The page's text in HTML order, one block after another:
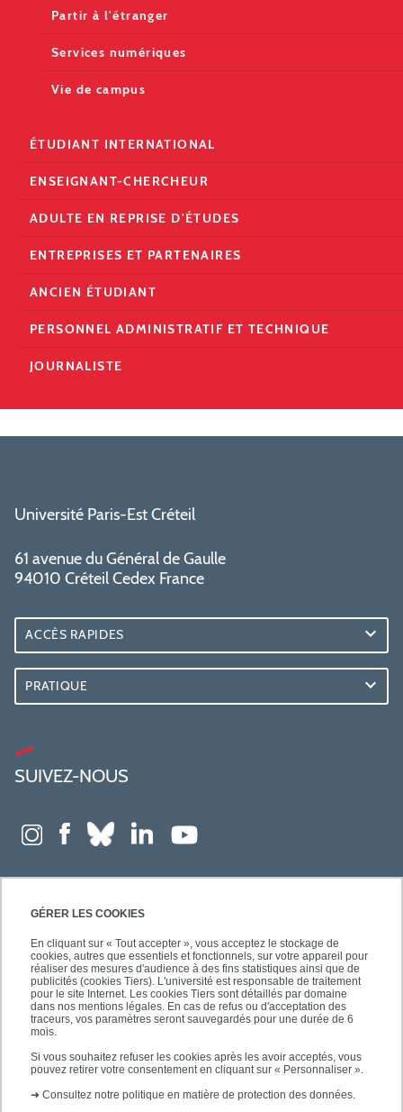
GÉRER LES COOKIES
En cliquant sur « Tout accepter », vous acceptez le stockage de
cookies, autres que essentiels et fonctionnels, sur votre appareil pour
réaliser des mesures d'audience à des fins statistiques ainsi que de
publicités (cookies Tiers). L'université est responsable de traitement
pour le site Internet. Les cookies Tiers sont détaillés par domaine
dans nos mentions légales. En cas de refus ou d'acceptation des
traceurs, vos paramètres seront sauvegardés pour une durée de 6
mois.
Si vous souhaitez refuser les cookies après les avoir acceptés, vous
pouvez retirer votre consentement en cliquant sur « Personnaliser ».
➜ Consultez notre politique en matière de protection des données.
Partir à l'étranger
Services numériques
Vie de campus
ÉTUDIANT INTERNATIONAL
ENSEIGNANT-CHERCHEUR
ADULTE EN REPRISE D'ÉTUDES
ENTREPRISES ET PARTENAIRES
ANCIEN ÉTUDIANT
PERSONNEL ADMINISTRATIF ET TECHNIQUE
JOURNALISTE
Université Paris-Est Créteil
61 avenue du Général de Gaulle
94010 Créteil Cedex France
ACCÈS RAPIDES
PRATIQUE
SUIVEZ-NOUS